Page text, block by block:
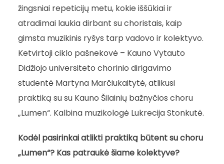
žingsniai repeticijų metu, kokie iššūkiai ir
atradimai laukia dirbant su choristais, kaip
gimsta muzikinis ryšys tarp vadovo ir kolektyvo.
Ketvirtoji ciklo pašnekovė – Kauno Vytauto
Didžiojo universiteto chorinio dirigavimo
studentė Martyna Marčiukaitytė, atlikusi
praktiką su su Kauno Šilainių bažnyčios choru
„Lumen“. Kalbina muzikologė Lukrecija Stonkutė.
Kodėl pasirinkai atlikti praktiką būtent su choru
„Lumen“? Kas patraukė šiame kolektyve?